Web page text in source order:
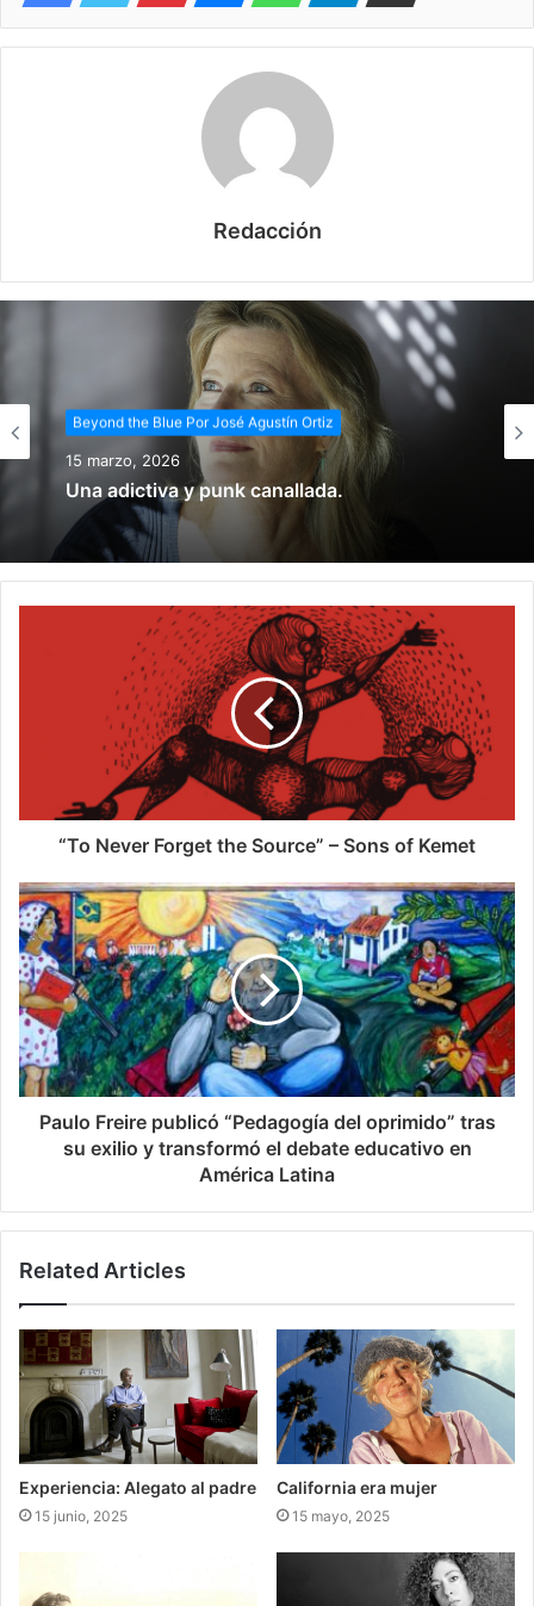
Redacción
Beyond the Blue Por José Agustín Ortiz
15 marzo, 2026
Una adictiva y punk canallada.
Beyond the Blue Por José Agustín Ortiz
15 febrero, 2026
EL IMPERIO RECOBRADO
“To Never Forget the Source” – Sons of Kemet
Paulo Freire publicó “Pedagogía del oprimido” tras
su exilio y transformó el debate educativo en
América Latina
Related Articles
Experiencia: Alegato al padre
15 junio, 2025
California era mujer
15 mayo, 2025